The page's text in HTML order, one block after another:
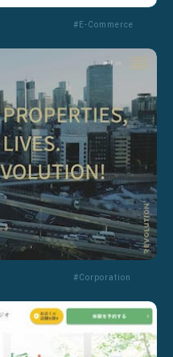
#E-Commerce
#Corporation